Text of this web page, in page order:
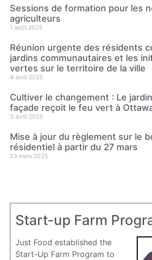
Sessions de formation pour les
agriculteurs
1 août 2025
Réunion urgente des résidents
jardins communautaires et les
vertes sur le territoire de la ville
4 avril 2025
Cultiver le changement : Le
façade reçoit le feu vert à
3 avril 2025
Mise à jour du règlement sur le
résidentiel à partir du 27 mars
23 mars 2025
Start-up Farm
Just Food established the
Start-Up Farm Program to